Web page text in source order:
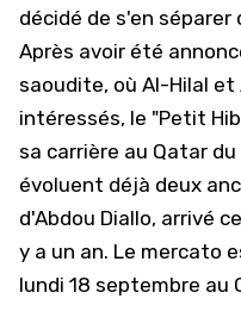
décidé de s'en séparer
Après avoir été
saoudite, où Al-Hilal
intéressés, le "Petit
sa carrière au Qatar
évoluent déjà deux
d'Abdou Diallo, arrivé
y a un an. Le mercato
lundi 18 septembre